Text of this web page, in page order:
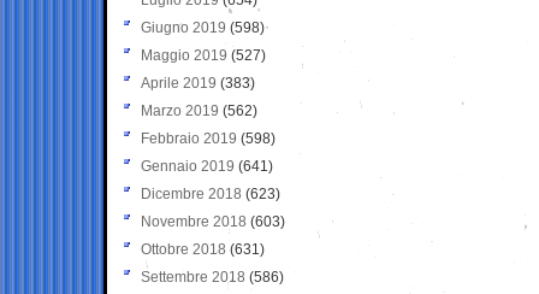
Giugno 2019 (598)
Maggio 2019 (527)
Aprile 2019 (383)
Marzo 2019 (562)
Febbraio 2019 (598)
Gennaio 2019 (641)
Dicembre 2018 (623)
Novembre 2018 (603)
Ottobre 2018 (631)
Settembre 2018 (586)